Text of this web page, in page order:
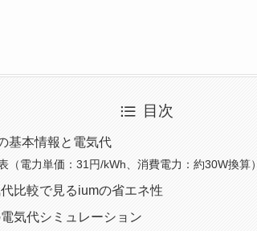
目次
基本情報と電気代
（電力単価：31円/kWh、消費電力：約30W換算）
比較で見るiumの省エネ性
気代シミュレーション